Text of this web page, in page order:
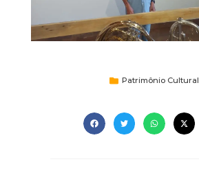
Patrimônio Cultural